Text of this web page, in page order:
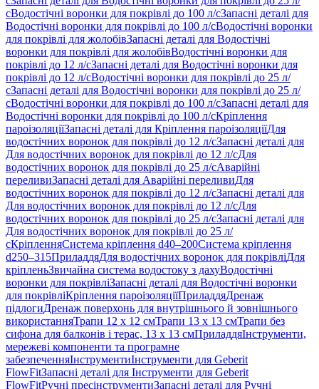
сВодостічні воронки для покрівлі до 100 л/сЗапасні деталі для
Водостічні воронки для покрівлі до 100 л/сВодостічні воронки
для покрівлі для жолобівЗапасні деталі для Водостічні
воронки для покрівлі для жолобівВодостічні воронки для
покрівлі до 12 л/сЗапасні деталі для Водостічні воронки для
покрівлі до 12 л/сВодостічні воронки для покрівлі до 25 л/
сЗапасні деталі для Водостічні воронки для покрівлі до 25 л/
сВодостічні воронки для покрівлі до 100 л/сЗапасні деталі для
Водостічні воронки для покрівлі до 100 л/сКріплення
пароізоляціїЗапасні деталі для Кріплення пароізоляціїДля
водостічних воронок для покрівлі до 12 л/сЗапасні деталі для
Для водостічних воронок для покрівлі до 12 л/сДля
водостічних воронок для покрівлі до 25 л/сАварійні
переливиЗапасні деталі для Аварійні переливиДля
водостічних воронок для покрівлі до 12 л/сЗапасні деталі для
Для водостічних воронок для покрівлі до 12 л/сДля
водостічних воронок для покрівлі до 25 л/сЗапасні деталі для
Для водостічних воронок для покрівлі до 25 л/
сКріпленняСистема кріплення d40–200Система кріплення
d250–315ПриладдяДля водостічних воронок для покрівліДля
кріпленьЗвичайна система водостоку з дахуВодостічні
воронки для покрівліЗапасні деталі для Водостічні воронки
для покрівліКріплення пароізоляціїПриладдяДренаж
підлогиДренаж поверхонь для внутрішнього й зовнішнього
використанняТрапи 12 x 12 смТрапи 13 x 13 смТрапи без
сифона для балконів і терас, 13 x 13 смПриладдяІнструменти,
мережеві компоненти та програмне
забезпеченняІнструментиІнструменти для Geberit
FlowFitЗапасні деталі для Інструменти для Geberit
FlowFitРучні пресінструментиЗапасні деталі для Ручні